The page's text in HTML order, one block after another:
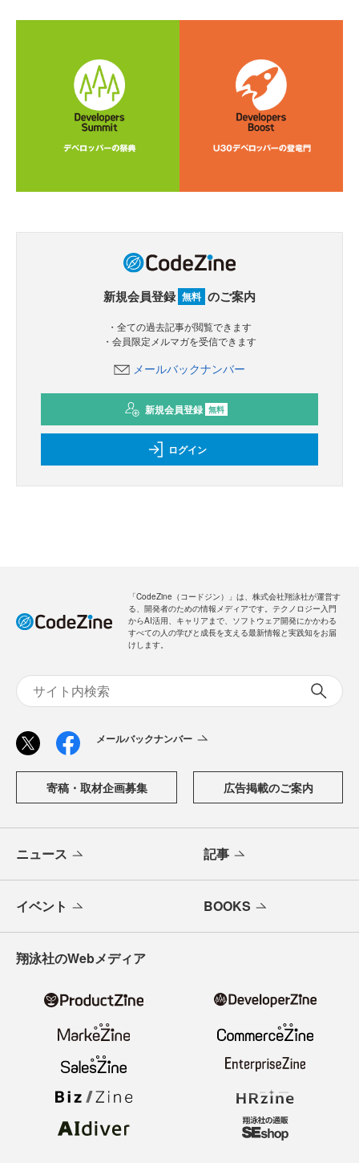
新規会員登録 無料 のご案内
・全ての過去記事が閲覧できます
・会員限定メルマガを受信できます
メールバックナンバー
新規会員登録 無料
ログイン
「CodeZine（コードジン）」は、株式会社翔泳社が運営す
る、開発者のための情報メディアです。テクノロジー入門
からAI活用、キャリアまで、ソフトウェア開発にかかわる
すべての人の学びと成長を支える最新情報と実践知をお届
けします。
メールバックナンバー
寄稿・取材企画募集 広告掲載のご案内
ニュース 記事
イベント BOOKS
翔泳社のWebメディア